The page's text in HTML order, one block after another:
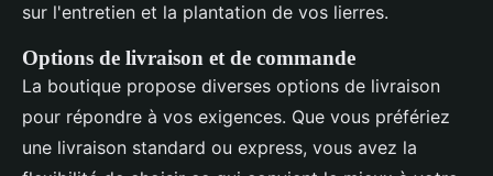
sur l'entretien et la plantation de vos lierres.
Options de livraison et de commande
La boutique propose diverses options de livraison
pour répondre à vos exigences. Que vous préfériez
une livraison standard ou express, vous avez la